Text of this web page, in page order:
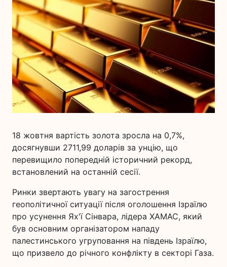
18 жовтня вартість золота зросла на 0,7%,
досягнувши 2711,99 доларів за унцію, що
перевищило попередній історичний рекорд,
встановлений на останній сесії.
Ринки звертають увагу на загострення
геополітичної ситуації після оголошення Ізраїлю
про усунення Ях'ї Сінвара, лідера ХАМАС, який
був основним організатором нападу
палестинського угруповання на південь Ізраїлю,
що призвело до річного конфлікту в секторі Газа.